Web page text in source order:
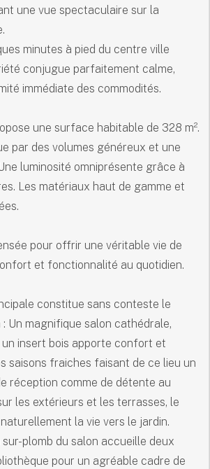
une vue spectaculaire sur la
minutes à pied du centre ville
conjugue parfaitement calme,
immédiate des commodités.
une surface habitable de 328 m².
par des volumes généreux et une
luminosité omniprésente grâce à
Les matériaux haut de gamme et
pour offrir une véritable vie de
et fonctionnalité au quotidien.
constitue sans conteste le
Un magnifique salon cathédrale,
un insert bois apporte confort et
saisons fraiches faisant de ce lieu un
réception comme de détente au
les extérieurs et les terrasses, le
la vie vers le jardin.
sur-plomb du salon accueille deux
pour un agréable cadre de